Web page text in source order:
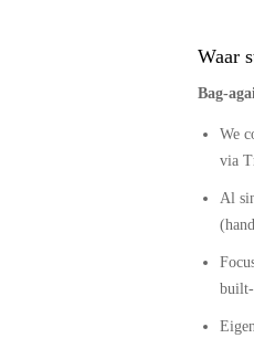
Waar
We
via
Al
built-